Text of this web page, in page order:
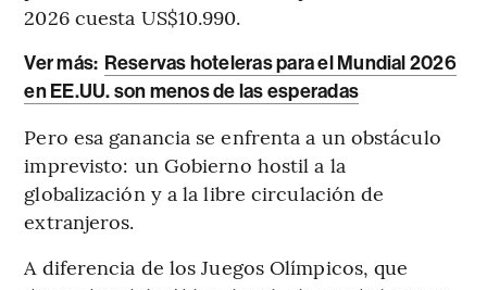
2026 cuesta US$10.990.
Ver más: Reservas hoteleras para el Mundial 2026
en EE.UU. son menos de las esperadas
Pero esa ganancia se enfrenta a un obstáculo
imprevisto: un Gobierno hostil a la
globalización y a la libre circulación de
extranjeros.
A diferencia de los Juegos Olímpicos, que